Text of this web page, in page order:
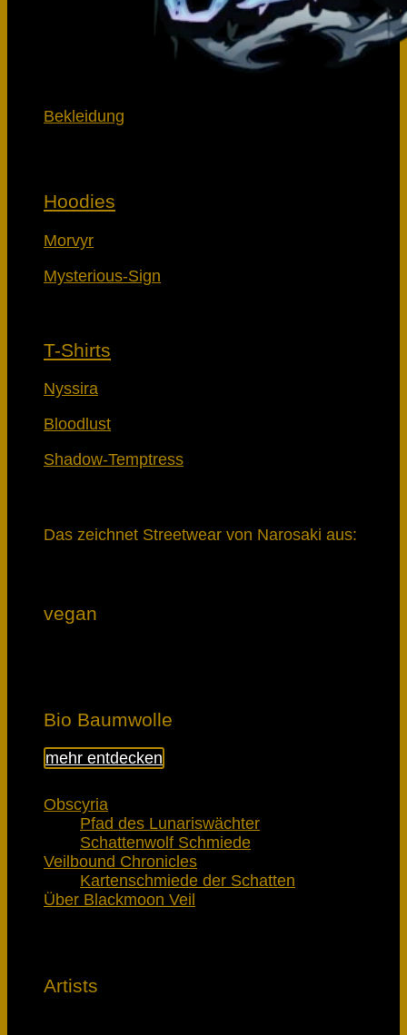
Bekleidung
Hoodies
Morvyr
Mysterious-Sign
T-Shirts
Nyssira
Bloodlust
Shadow-Temptress
Das zeichnet Streetwear von Narosaki aus:
vegan
Bio Baumwolle
mehr entdecken
Obscyria
Pfad des Lunariswächter
Schattenwolf Schmiede
Veilbound Chronicles
Kartenschmiede der Schatten
Über Blackmoon Veil
Artists